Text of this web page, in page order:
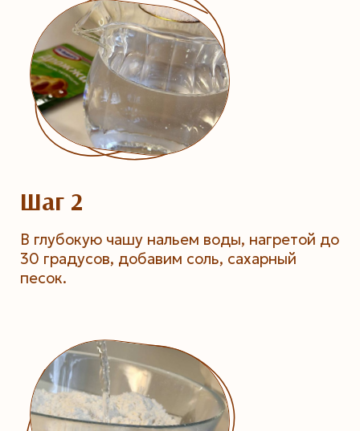
Шаг 2
В глубокую чашу нальем воды, нагретой до
30 градусов, добавим соль, сахарный
песок.